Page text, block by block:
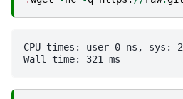
CPU times: user 0 ns, sys: